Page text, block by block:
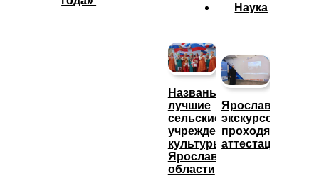
Названы
лучшие
сельские
учреждения
культуры
Ярославской
области
Наука
Ярославские
экскурсоводы
проходят
аттестацию